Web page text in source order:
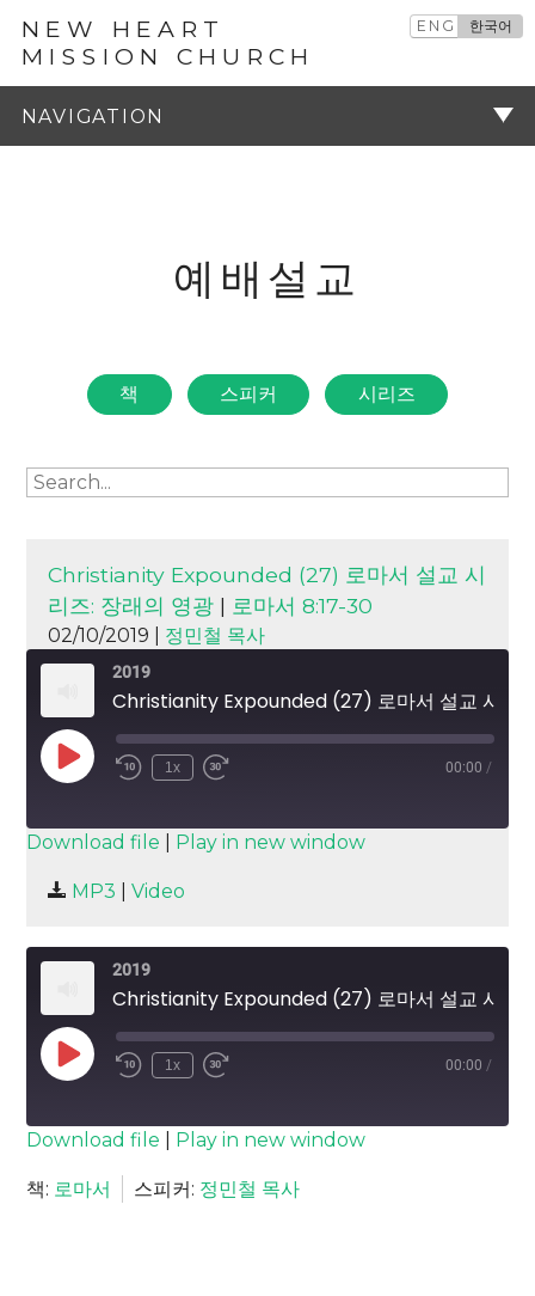
NEW HEART
MISSION CHURCH
ENG 한국어
예배설교
책 스피커 시리즈
Christianity Expounded (27) 로마서 설교 시
리즈: 장래의 영광 | 로마서 8:17-30
02/10/2019 | 정민철 목사
2019
Play
Episode
1x 00:00 /
SUBSCRIBE
RSS FEED
SHARE
Download file Play in new window
MP3 Video
2019
Play
Episode
1x 00:00 /
SUBSCRIBE
RSS FEED
SHARE
Download file Play in new window
책: 로마서 스피커: 정민철 목사